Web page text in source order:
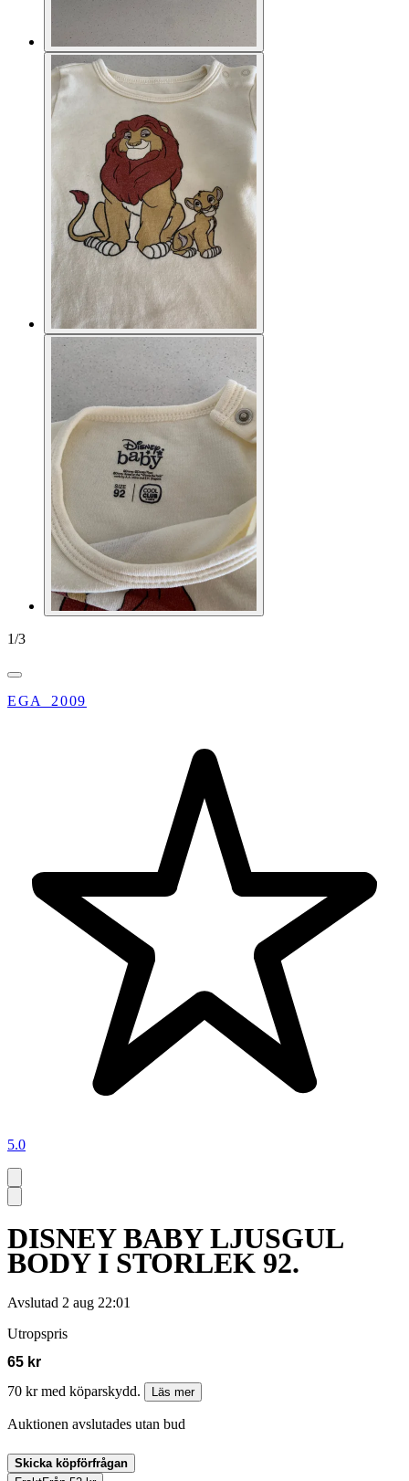
1/3
EGA_2009
5.0
DISNEY BABY LJUSGUL
BODY I STORLEK 92.
Avslutad 2 aug 22:01
Utropspris
65 kr
70 kr med köparskydd.
Läs mer
Auktionen avslutades utan bud
Skicka köpförfrågan